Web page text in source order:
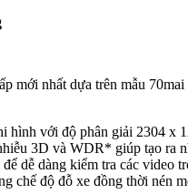
mới nhất dựa trên mẫu
hình với độ phân giải 2304
3D và WDR* giúp tạo ra
dễ dàng kiểm tra các video
chế độ đỗ xe đồng thời nén